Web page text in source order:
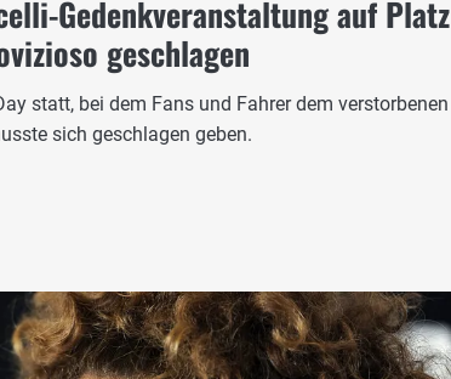
Gedenkveranstaltung auf Platz
geschlagen
statt, bei dem Fans und Fahrer dem verstorbenen
sich geschlagen geben.